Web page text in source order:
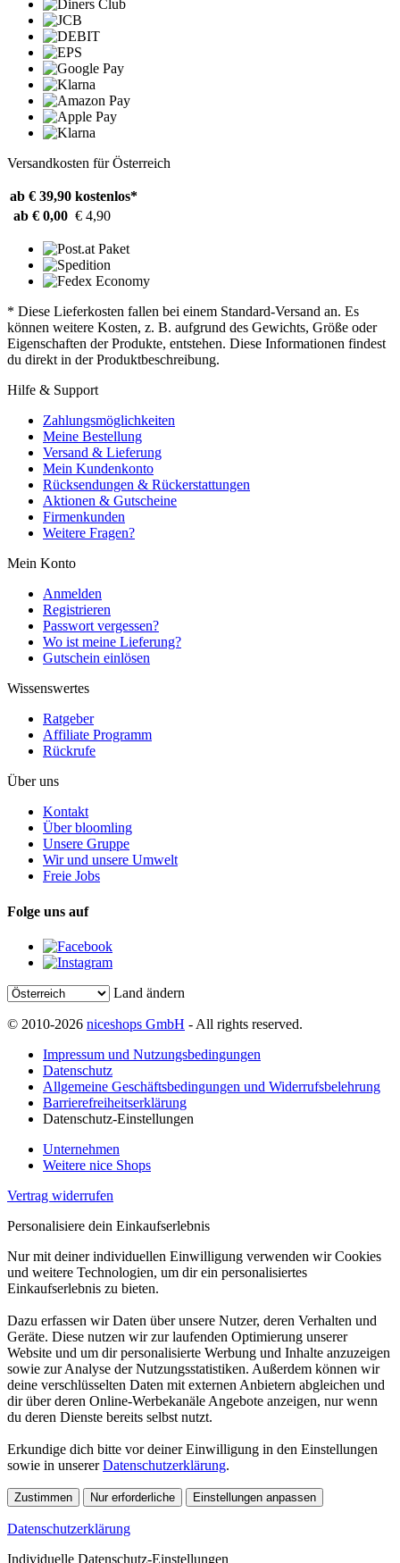
Versandkosten für Österreich
ab € 39,90 kostenlos*
ab € 0,00 € 4,90
* Diese Lieferkosten fallen bei einem Standard-Versand an. Es
können weitere Kosten, z. B. aufgrund des Gewichts, Größe oder
Eigenschaften der Produkte, entstehen. Diese Informationen findest
du direkt in der Produktbeschreibung.
Hilfe & Support
Zahlungsmöglichkeiten
Meine Bestellung
Versand & Lieferung
Mein Kundenkonto
Rücksendungen & Rückerstattungen
Aktionen & Gutscheine
Firmenkunden
Weitere Fragen?
Mein Konto
Anmelden
Registrieren
Passwort vergessen?
Wo ist meine Lieferung?
Gutschein einlösen
Wissenswertes
Ratgeber
Affiliate Programm
Rückrufe
Über uns
Kontakt
Über bloomling
Unsere Gruppe
Wir und unsere Umwelt
Freie Jobs
Folge uns auf
Land ändern
© 2010-2026 niceshops GmbH - All rights reserved.
Impressum und Nutzungsbedingungen
Datenschutz
Allgemeine Geschäftsbedingungen und Widerrufsbelehrung
Barrierefreiheitserklärung
Datenschutz-Einstellungen
Unternehmen
Weitere nice Shops
Vertrag widerrufen
Personalisiere dein Einkaufserlebnis
Nur mit deiner individuellen Einwilligung verwenden wir Cookies
und weitere Technologien, um dir ein personalisiertes
Einkaufserlebnis zu bieten.
Dazu erfassen wir Daten über unsere Nutzer, deren Verhalten und
Geräte. Diese nutzen wir zur laufenden Optimierung unserer
Website und um dir personalisierte Werbung und Inhalte anzuzeigen
sowie zur Analyse der Nutzungsstatistiken. Außerdem können wir
deine verschlüsselten Daten mit externen Anbietern abgleichen und
dir über deren Online-Werbekanäle Angebote anzeigen, nur wenn
du deren Dienste bereits selbst nutzt.
Erkundige dich bitte vor deiner Einwilligung in den Einstellungen
sowie in unsererDatenschutzerklärung.
Zustimmen Nur erforderliche Einstellungen anpassen
Datenschutzerklärung
Individuelle Datenschutz-Einstellungen